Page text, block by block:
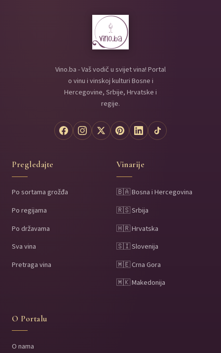
Vino.ba - Vaš vodič u svijet vina! Portal
o vinu i vinskoj kulturi Bosne i
Hercegovine, Srbije, Hrvatske i
regije.
Pregledajte
Po sortama grožđa
Po regijama
Po državama
Sva vina
Pretraga vina
Vinarije
🇧🇦 Bosna i Hercegovina
🇷🇸 Srbija
🇭🇷 Hrvatska
🇸🇮 Slovenija
🇲🇪 Crna Gora
🇲🇰 Makedonija
O Portalu
O nama